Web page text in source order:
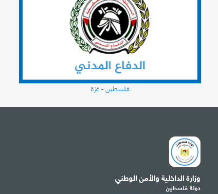
فلسطين - غزة
وزارة الداخلية والأمن الوطني
دولة فلسطين